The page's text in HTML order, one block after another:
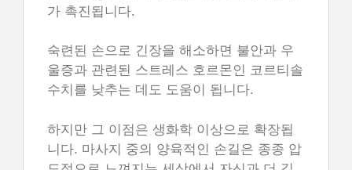
가 촉진됩니다.
숙련된 손으로 긴장을 해소하면 불안과 우
울증과 관련된 스트레스 호르몬인 코르티솔
수치를 낮추는 데도 도움이 됩니다.
하지만 그 이점은 생화학 이상으로 확장됩
니다. 마사지 중의 양육적인 손길은 종종 압